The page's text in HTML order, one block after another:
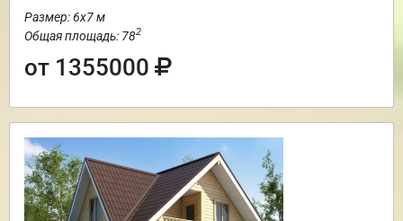
Размер: 6х7 м
Общая площадь: 782
от 1355000